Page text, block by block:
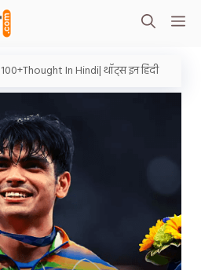
In Hindi| थॉट्स इन हिंदी